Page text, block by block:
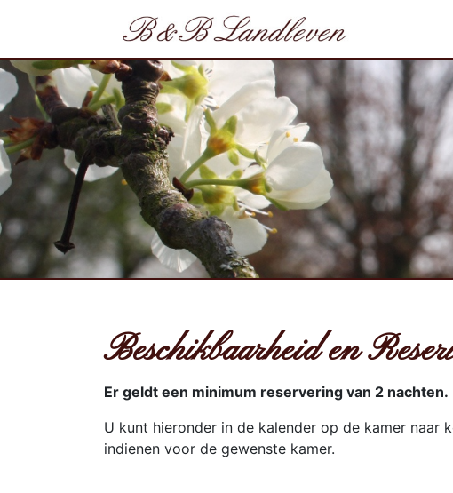
Beschikbaarheid en
Er geldt een minimum reservering van 2 nachten.
U kunt hieronder in de kalender op de kamer naar
indienen voor de gewenste kamer.